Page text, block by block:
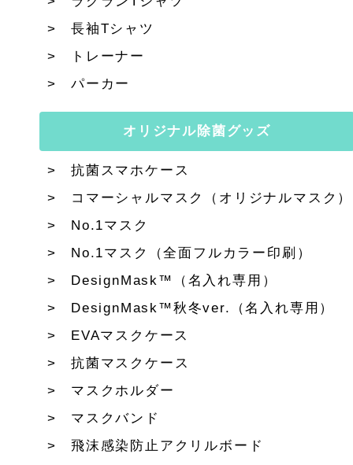
長袖Tシャツ
トレーナー
パーカー
オリジナル除菌グッズ
抗菌スマホケース
コマーシャルマスク（オリジナルマスク）
No.1マスク
No.1マスク（全面フルカラー印刷）
DesignMask™（名入れ専用）
DesignMask™秋冬ver.（名入れ専用）
EVAマスクケース
抗菌マスクケース
マスクホルダー
マスクバンド
飛沫感染防止アクリルボード